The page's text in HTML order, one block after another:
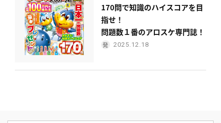
170問で知識のハイスコアを目
指せ！
問題数１番のアロスケ専門誌！
2025.12.18